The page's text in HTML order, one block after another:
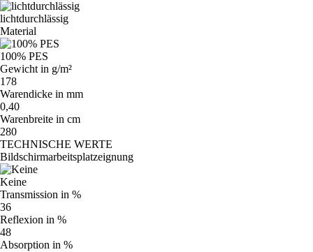
lichtdurchlässig
Material
100% PES
Gewicht in g/m²
178
Warendicke in mm
0,40
Warenbreite in cm
280
TECHNISCHE WERTE
Bildschirmarbeitsplatzeignung
Keine
Transmission in %
36
Reflexion in %
48
Absorption in %